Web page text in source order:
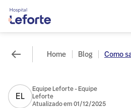
Home Blog Como
EL
Equipe Leforte - Equipe
Leforte
Atualizado em 01/12/2025